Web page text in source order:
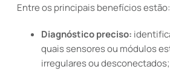
Entre os principais benefícios estão:
Diagnóstico preciso:
quais sensores ou módulos
irregulares ou desconectados;